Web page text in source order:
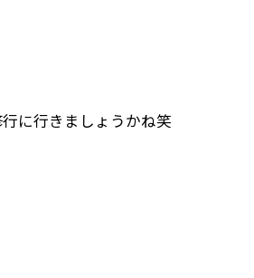
に行きましょうかね笑